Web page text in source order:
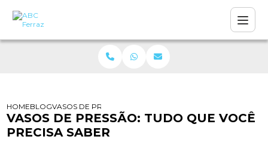
HOMEBLOGVASOS DE PRESSÃO: TUDO QUE VOCÊ PRECISA SABER
VASOS DE PRESSÃO: TUDO QUE VOCÊ
PRECISA SABER